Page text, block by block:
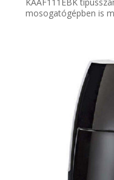
mosogatógépben is